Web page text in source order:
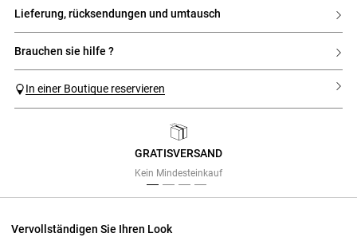
lieferung, rücksendungen und umtausch
brauchen sie hilfe ?
In einer Boutique reservieren
GRATISVERSAND
Kein Mindesteinkauf
Vervollständigen Sie Ihren Look